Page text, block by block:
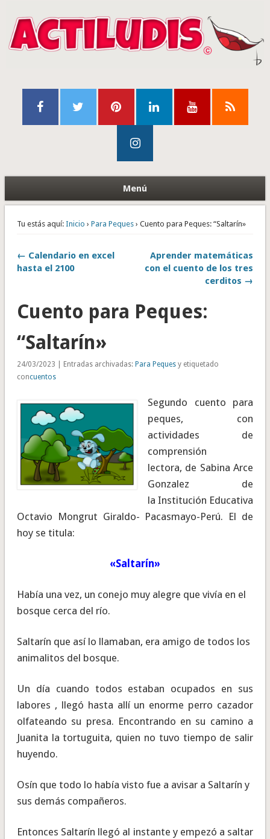
Menú
Tu estás aquí: Inicio › Para Peques› Cuento para Peques: “Saltarín»
← Calendario en excel
hasta el 2100
Aprender matemáticas
con el cuento de los tres
cerditos →
Cuento para Peques:
“Saltarín»
24/03/2023 | Entradas archivadas: Para Pequesy etiquetado
concuentos
Segundo cuento para
peques, con
actividades de
comprensión
lectora, de Sabina Arce
Gonzalez de
la Institución Educativa
Octavio Mongrut Giraldo- Pacasmayo-Perú. El de
hoy se titula:
«Saltarín»
Había una vez, un conejo muy alegre que vivía en el
bosque cerca del río.
Saltarín que así lo llamaban, era amigo de todos los
animalitos del bosque.
Un día cuando todos estaban ocupados en sus
labores , llegó hasta allí un enorme perro cazador
olfateando su presa. Encontrando en su camino a
Juanita la tortuguita, quien no tuvo tiempo de salir
huyendo.
Osín que todo lo había visto fue a avisar a Saltarín y
sus demás compañeros.
Entonces Saltarín llegó al instante y empezó a saltar